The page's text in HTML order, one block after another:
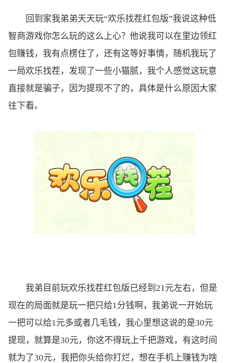
回到家我弟弟天天玩“欢乐找茬红包版”我说这种低
智商游戏你怎么玩的这么上心？他说我可以在里边领红
包赚钱，我有点楞住了，还有这等好事情，随机我玩了
一局欢乐找茬，发现了一些小猫腻，我个人感觉这玩意
直接就是骗子，因为提现不了的，具体是什么原因大家
往下看。
我弟目前玩欢乐找茬红包版已经到21元左右，但是
现在的局面就是玩一把只给1分钱啊，我弟说一开始玩
一把可以给1元多或者几毛钱，我心里想这说的是30元
提现，就算是30元，你这不得玩上千把游戏，有这时间
就为了30元，我把你头给你打烂，想在手机上赚钱为啥